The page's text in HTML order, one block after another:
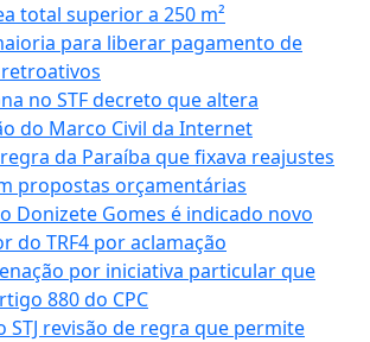
total superior a 250 m²
para liberar pagamento de
no STF decreto que altera
do Marco Civil da Internet
da Paraíba que fixava reajustes
propostas orçamentárias
Donizete Gomes é indicado novo
do TRF4 por aclamação
por iniciativa particular que
880 do CPC
STJ revisão de regra que permite